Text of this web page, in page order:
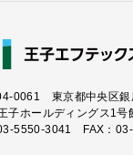
0061 東京都中央区
子ホールディングス1号
5550-3041 FAX：